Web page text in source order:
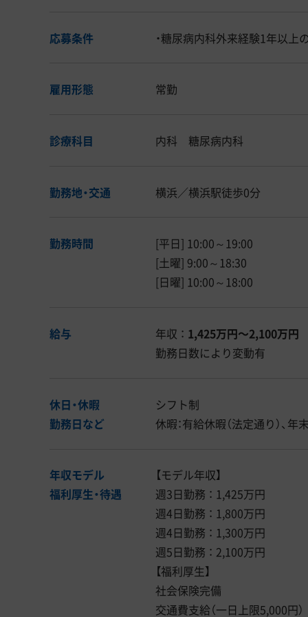
応募条件 ・糖尿病内科外来経験1年以上
雇用形態 常勤
診療科目 内科 糖尿病内科
勤務地・交通 横浜／横浜駅徒歩0分
勤務時間
[平日] 10:00～19:00
[土曜] 9:00～18:30
[日曜] 10:00～18:00
給与 年収 ： 1,425万円〜2,100万円
勤務日数により変動有
休日・休暇
勤務日など
シフト制
休暇：有給休暇（法定通り）、年
年収モデル
福利厚生・待遇
【モデル年収】
週3日勤務 ： 1,425万円
週4日勤務 ： 1,800万円
週4日勤務 ： 1,300万円
週5日勤務 ： 2,100万円
【福利厚生】
社会保険完備
交通費支給（一日上限5,000円）